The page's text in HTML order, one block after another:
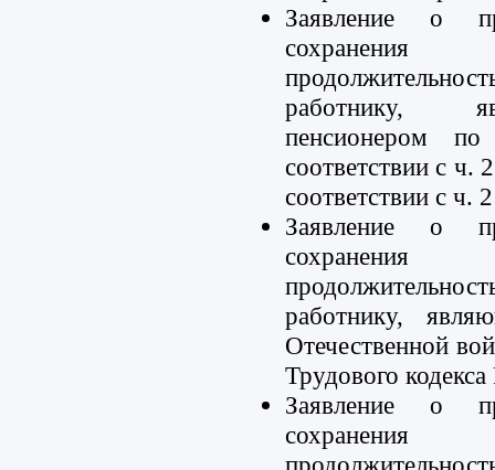
Заявление о
работнику,
пенсионером
соответствии с ч.
соответствии с ч.
Заявление о
работнику,
Отечественной
Трудового
Заявление о